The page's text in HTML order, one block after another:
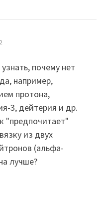
почему нет
например,
протона,
3, дейтерия и др.
"предпочитает"
из двух
(альфа-
лучше?